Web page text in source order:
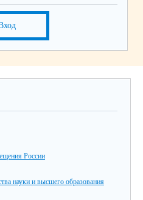
России
науки и высшего образования